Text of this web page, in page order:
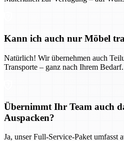
Kann ich auch nur Möbel
Natürlich! Wir übernehmen auch
Transporte – ganz nach Ihrem Bedarf.
Übernimmt Ihr Team auch
Auspacken?
Ja, unser Full-Service-Paket umfasst